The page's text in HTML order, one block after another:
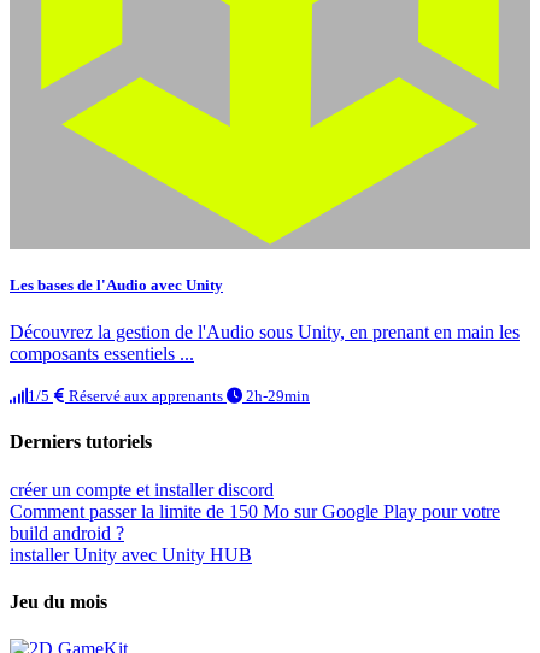
Les bases de l'Audio avec Unity
Découvrez la gestion de l'Audio sous Unity, en prenant en main les
composants essentiels ...
1/5 Réservé aux apprenants 2h-29min
Derniers tutoriels
créer un compte et installer discord
Comment passer la limite de 150 Mo sur Google Play pour votre
build android ?
installer Unity avec Unity HUB
Jeu du mois